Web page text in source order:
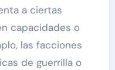
a ciertas
capacidades o
las facciones
de guerrilla o